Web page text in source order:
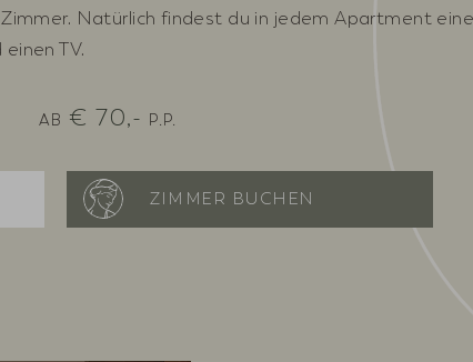
Natürlich findest du in jedem Apartment
TV.
AB € 70,- P.P.
ZIMMER BUCHEN